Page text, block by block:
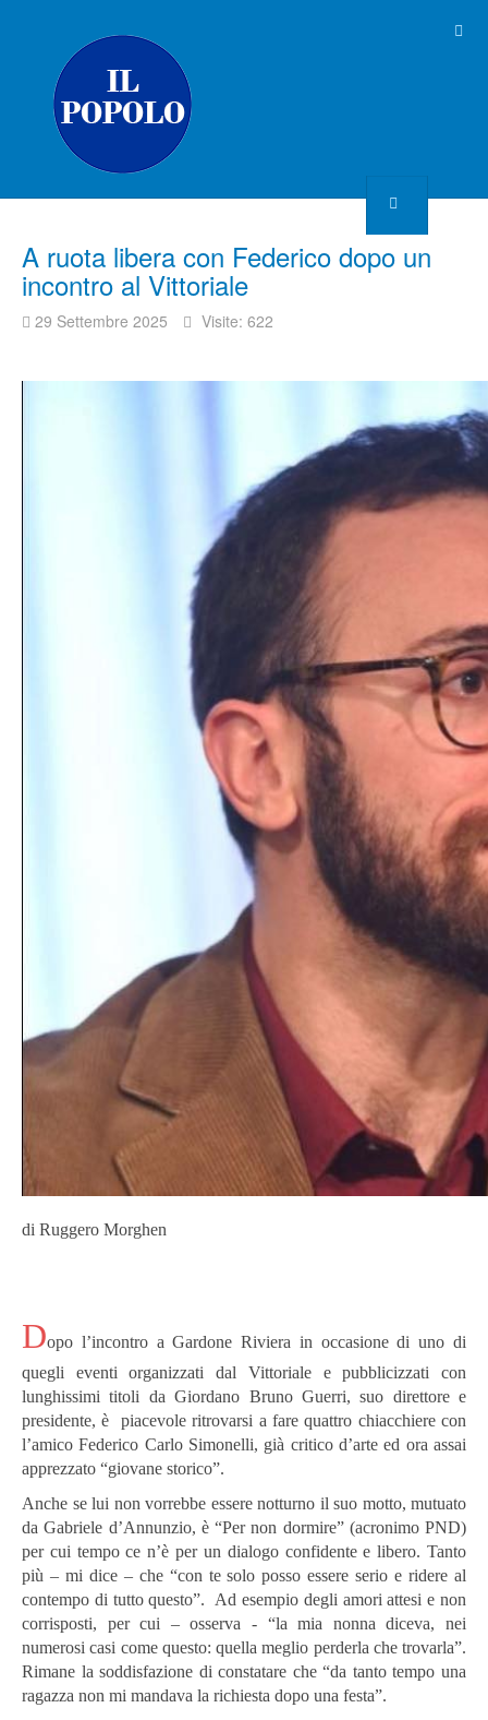
A ruota libera con Federico dopo un
incontro al Vittoriale
29 Settembre 2025 Visite: 622
di Ruggero Morghen
Dopo l’incontro a Gardone Riviera in occasione di uno di
quegli eventi organizzati dal Vittoriale e pubblicizzati con
lunghissimi titoli da Giordano Bruno Guerri, suo direttore e
presidente, è piacevole ritrovarsi a fare quattro chiacchiere con
l’amico Federico Carlo Simonelli, già critico d’arte ed ora assai
apprezzato “giovane storico”.
Anche se lui non vorrebbe essere notturno il suo motto, mutuato
da Gabriele d’Annunzio, è “Per non dormire” (acronimo PND)
per cui tempo ce n’è per un dialogo confidente e libero. Tanto
più – mi dice – che “con te solo posso essere serio e ridere al
contempo di tutto questo”. Ad esempio degli amori attesi e non
corrisposti, per cui – osserva - “la mia nonna diceva, nei
numerosi casi come questo: quella meglio perderla che trovarla”.
Rimane la soddisfazione di constatare che “da tanto tempo una
ragazza non mi mandava la richiesta dopo una festa”.